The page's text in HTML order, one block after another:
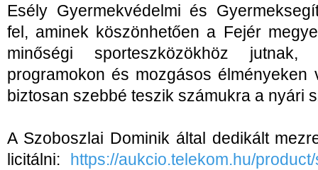
Esély Gyermekvédelmi és
fel, aminek köszönhetően a Fejér
minőségi sporteszközökhöz
programokon és mozgásos élményeken
biztosan szebbé teszik számukra a nyári
A Szoboszlai Dominik által dedikált
licitálni:
https://aukcio.telekom.hu/